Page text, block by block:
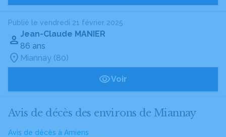
Publié le vendredi 21 février 2025
Jean-Claude MANIER
86 ans
Miannay (80)
Voir
Avis de décès des environs de Miannay
Avis de décès à Amiens